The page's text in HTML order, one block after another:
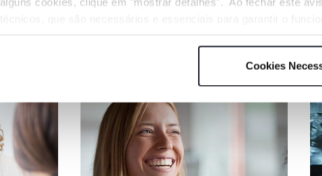
alguns cookies, clique em "mostrar detalhes". Ao fechar este
Cookies
OS NOSSOS